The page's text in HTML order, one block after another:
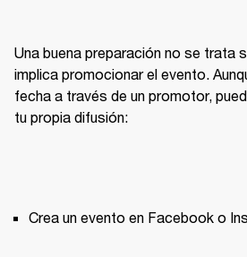
Una buena preparación no se trata
implica promocionar el evento.
fecha a través de un promotor,
tu propia difusión:
Crea un evento en Facebook o